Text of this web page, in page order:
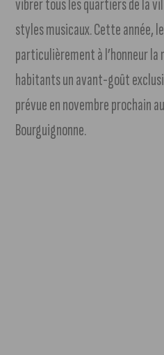
vibrer tous les quartiers de la
styles musicaux. Cette année,
particulièrement à l’honneur
habitants un avant-goût
prévue en novembre prochain
Bourguignonne.